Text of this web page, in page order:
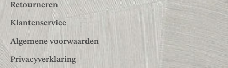
Retourneren
Klantenservice
Algemene voorwaarden
Privacyverklaring